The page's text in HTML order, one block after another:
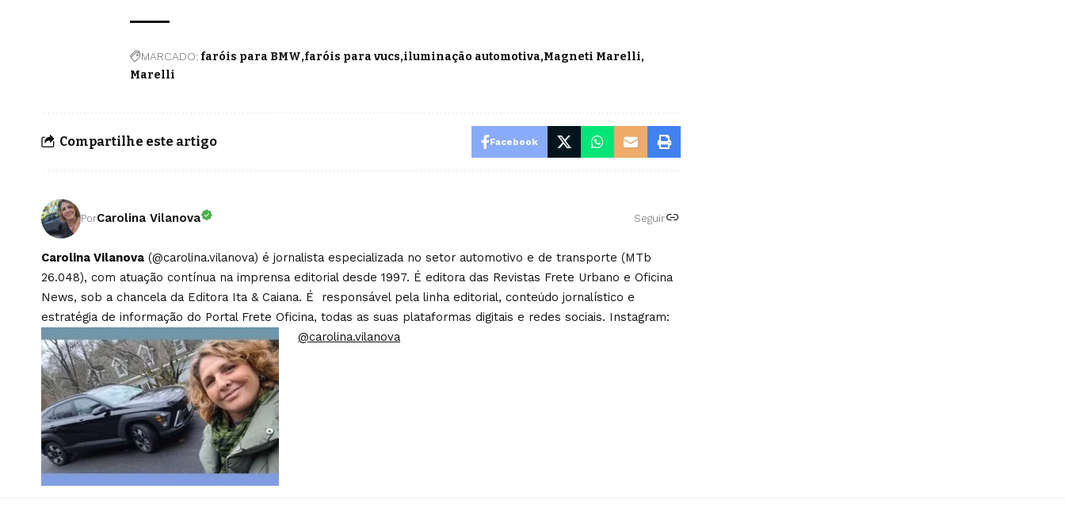
MARCADO: faróis para BMW faróis para vucs iluminação automotiva Magneti Marelli
Marelli
Compartilhe este artigo Facebook
PorCarolina Vilanova Seguir
Carolina Vilanova (@carolina.vilanova) é jornalista especializada no setor automotivo e de transporte (MTb
26.048), com atuação contínua na imprensa editorial desde 1997. É editora das Revistas Frete Urbano e Oficina
News, sob a chancela da Editora Ita & Caiana. É responsável pela linha editorial, conteúdo jornalístico e
estratégia de informação do Portal Frete Oficina, todas as suas plataformas digitais e redes sociais. Instagram:
@carolina.vilanova